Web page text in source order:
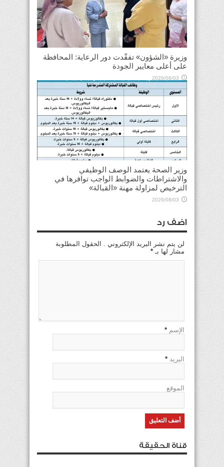
وزيرة «الشؤون» تفقّدت دور الرعاية: المحافظة
على أعلى معايير الجودة
2026/08/03
وزير الصحة يعتمد الوصف الوظيفي
والاشتراطات والضوابط الواجب توافرها في
الترخيص لمزاولة مهنة «القبالة»
2026/08/03
اضف رد
لن يتم نشر البريد الإلكتروني . الحقول المطلوبة
مشار لها بـ *
الإسم *
البريد *
الموقع
قناة الحقيقة